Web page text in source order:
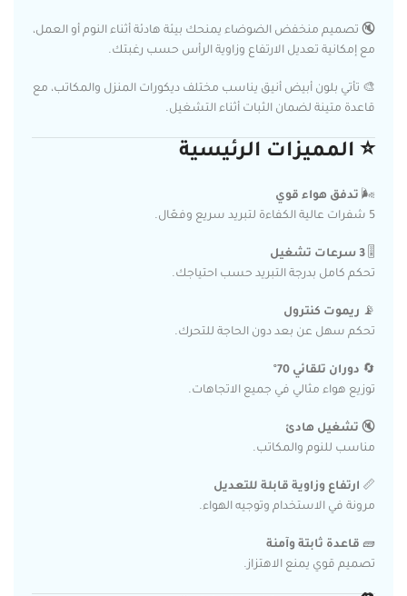
🔇 تصميم منخفض الضوضاء يمنحك بيئة هادئة أثناء النوم أو العمل،
مع إمكانية تعديل الارتفاع وزاوية الرأس حسب رغبتك.
🎨 تأتي بلون أبيض أنيق يناسب مختلف ديكورات المنزل والمكاتب، مع
قاعدة متينة لضمان الثبات أثناء التشغيل.
⭐ المميزات الرئيسية
🌬️ تدفق هواء قوي
5 شفرات عالية الكفاءة لتبريد سريع وفعّال.
🎚️ 3 سرعات تشغيل
تحكم كامل بدرجة التبريد حسب احتياجك.
📡 ريموت كنترول
تحكم سهل عن بعد دون الحاجة للتحرك.
🔄 دوران تلقائي 70°
توزيع هواء مثالي في جميع الاتجاهات.
🔇 تشغيل هادئ
مناسب للنوم والمكاتب.
📏 ارتفاع وزاوية قابلة للتعديل
مرونة في الاستخدام وتوجيه الهواء.
🧱 قاعدة ثابتة وآمنة
تصميم قوي يمنع الاهتزاز.